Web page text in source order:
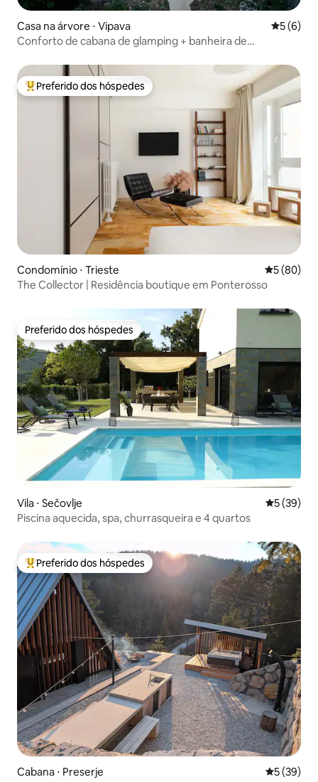
Casa na árvore ⋅ Vipava 5 de
5 (6)
Conforto de cabana de glamping + banheira de
Entre os melhores preferidos dos hóspedes
Preferido dos hóspedes
Condomínio ⋅ Trieste 5 de uma
5 (80)
The Collector | Residência boutique em Ponterosso
Preferido dos hóspedes
Preferido dos hóspedes
Vila ⋅ Sečovlje 5 de uma
5 (39)
Piscina aquecida, spa, churrasqueira e 4 quartos
Entre os melhores preferidos dos hóspedes
Preferido dos hóspedes
Cabana ⋅ Preserje 5 de uma
5 (39)